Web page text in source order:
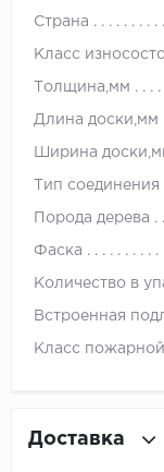
Страна
Класс
Толщина,мм
Длина доски,мм
Ширина
Тип соединения
Порода дерева
Фаска
Количество в
Встроенная
Класс
Доставка